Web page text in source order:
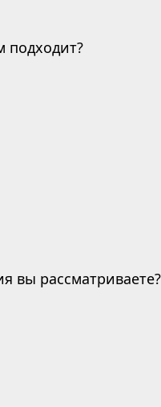
подходит?
вы рассматриваете?